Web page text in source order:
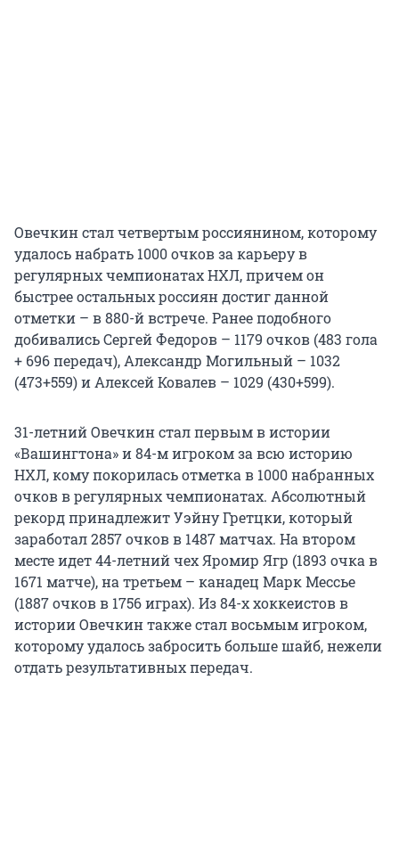
Овечкин стал четвертым россиянином, которому
удалось набрать 1000 очков за карьеру в
регулярных чемпионатах НХЛ, причем он
быстрее остальных россиян достиг данной
отметки – в 880-й встрече. Ранее подобного
добивались Сергей Федоров – 1179 очков (483 гола
+ 696 передач), Александр Могильный – 1032
(473+559) и Алексей Ковалев – 1029 (430+599).
31-летний Овечкин стал первым в истории
«Вашингтона» и 84-м игроком за всю историю
НХЛ, кому покорилась отметка в 1000 набранных
очков в регулярных чемпионатах. Абсолютный
рекорд принадлежит Уэйну Гретцки, который
заработал 2857 очков в 1487 матчах. На втором
месте идет 44-летний чех Яромир Ягр (1893 очка в
1671 матче), на третьем – канадец Марк Мессье
(1887 очков в 1756 играх). Из 84-х хоккеистов в
истории Овечкин также стал восьмым игроком,
которому удалось забросить больше шайб, нежели
отдать результативных передач.